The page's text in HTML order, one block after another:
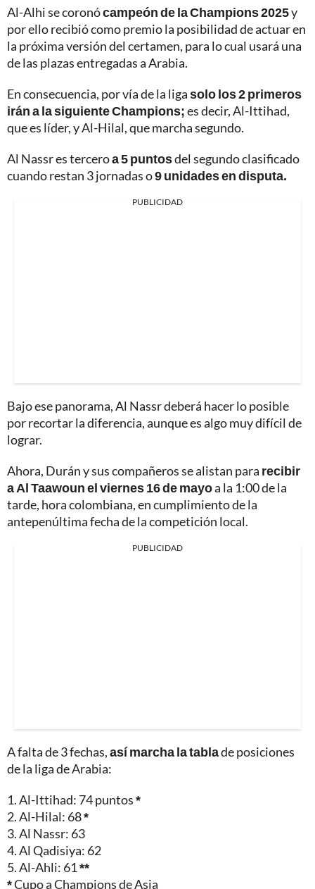
Al-Alhi se coronócampeón de la Champions 2025y
por ello recibió como premio la posibilidad de actuar en
la próxima versión del certamen, para lo cual usará una
de las plazas entregadas a Arabia.
En consecuencia, por vía de la ligasolo los 2 primeros
irán a la siguiente Champions;es decir, Al-Ittihad,
que es líder, y Al-Hilal, que marcha segundo.
Al Nassr es terceroa 5 puntosdel segundo clasificado
cuando restan 3 jornadas o9 unidades en disputa.
PUBLICIDAD
Bajo ese panorama, Al Nassr deberá hacer lo posible
por recortar la diferencia, aunque es algo muy difícil de
lograr.
Ahora, Durán y sus compañeros se alistan para recibir
a Al Taawoun el viernes 16 de mayoa la 1:00 de la
tarde, hora colombiana, en cumplimiento de la
antepenúltima fecha de la competición local.
PUBLICIDAD
A falta de 3 fechas,así marcha la tablade posiciones
de la liga de Arabia:
1. Al-Ittihad: 74 puntos*
2. Al-Hilal: 68*
3. Al Nassr: 63
4. Al Qadisiya: 62
5. Al-Ahli: 61**
*Cupo a Champions de Asia